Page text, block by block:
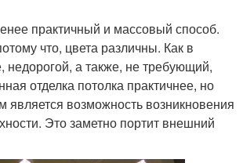
практичный и массовый способ.
что, цвета различны. Как в
недорогой, а также, не требующий,
отделка потолка практичнее, но
возможность возникновения
Это заметно портит внешний